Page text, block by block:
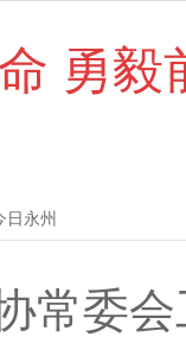
勇
日永州
常委